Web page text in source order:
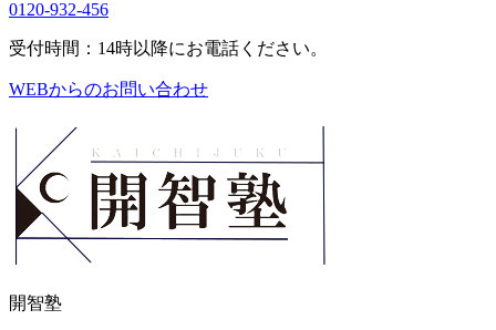
0120-932-456
受付時間：14時以降にお電話ください。
WEBからのお問い合わせ
開智塾